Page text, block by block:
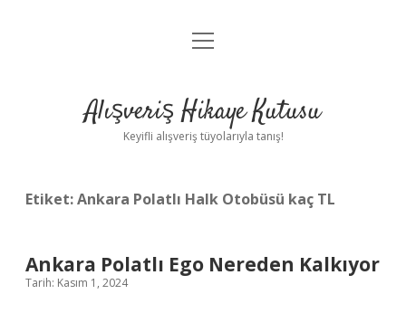
Anasayfa
Yasal Uyarı
menüyü
Alışveriş Hikaye Kutusu
Keyifli alışveriş tüyolarıyla tanış!
Etiket:Ankara Polatlı Halk Otobüsü kaç TL
Ankara Polatlı Ego Nereden Kalkıyor
Tarih: Kasım 1, 2024